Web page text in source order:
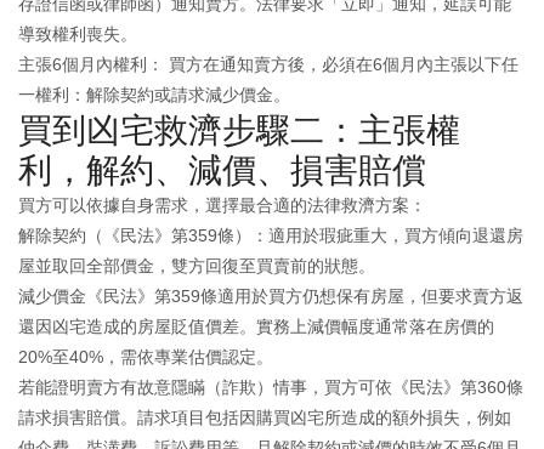
存證信函或律師函）通知賣方。法律要求「立即」通知，延誤可能
導致權利喪失。
主張6個月內權利： 買方在通知賣方後，必須在6個月內主張以下任
一權利：解除契約或請求減少價金。
買到凶宅救濟步驟二：主張權
利，解約、減價、損害賠償
買方可以依據自身需求，選擇最合適的法律救濟方案：
解除契約（《民法》第359條）：適用於瑕疵重大，買方傾向退還房
屋並取回全部價金，雙方回復至買賣前的狀態。
減少價金《民法》第359條適用於買方仍想保有房屋，但要求賣方返
還因凶宅造成的房屋貶值價差。實務上減價幅度通常落在房價的
20%至40%，需依專業估價認定。
若能證明賣方有故意隱瞞（詐欺）情事，買方可依《民法》第360條
請求損害賠償。請求項目包括因購買凶宅所造成的額外損失，例如